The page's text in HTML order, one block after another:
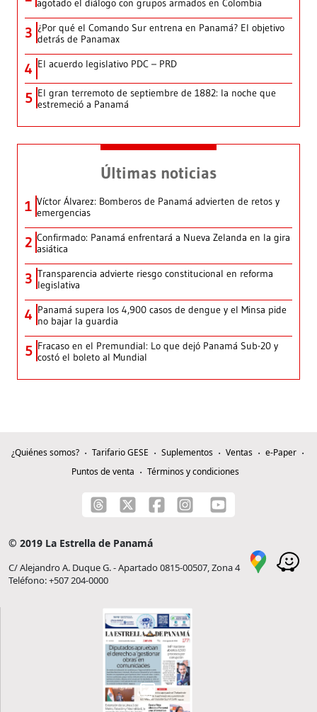
agotado el diálogo con grupos armados en Colombia
3 ¿Por qué el Comando Sur entrena en Panamá? El objetivo
detrás de Panamax
4 El acuerdo legislativo PDC – PRD
5 El gran terremoto de septiembre de 1882: la noche que
estremeció a Panamá
Últimas noticias
1 Víctor Álvarez: Bomberos de Panamá advierten de retos y
emergencias
2 Confirmado: Panamá enfrentará a Nueva Zelanda en la gira
asiática
3 Transparencia advierte riesgo constitucional en reforma
legislativa
4 Panamá supera los 4,900 casos de dengue y el Minsa pide
no bajar la guardia
5 Fracaso en el Premundial: Lo que dejó Panamá Sub-20 y
costó el boleto al Mundial
¿Quiénes somos? Tarifario GESE Suplementos Ventas
e-Paper
Puntos de venta
Términos y condiciones
© 2019 La Estrella de Panamá
C/ Alejandro A. Duque G. - Apartado 0815-00507, Zona 4
Teléfono: +507 204-0000